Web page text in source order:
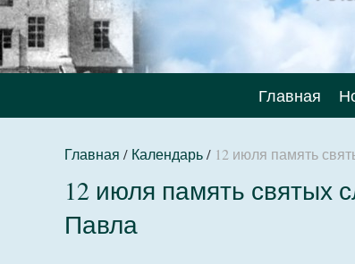
Главная
Главная / Календарь/ 12 июля память
12 июля память святых
Павла